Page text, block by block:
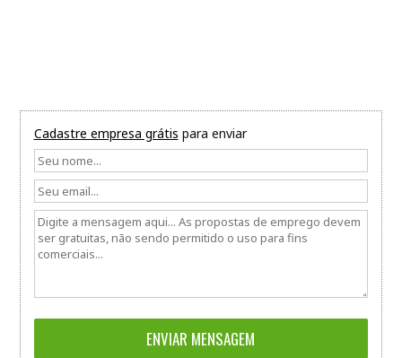
Cadastre empresa grátis para enviar